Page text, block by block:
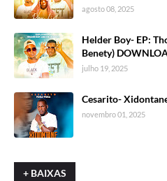
agosto 08, 2025
Helder Boy- EP:
Benety)
julho 19, 2025
Cesarito-
novembro 01, 2025
+ BAIXAS